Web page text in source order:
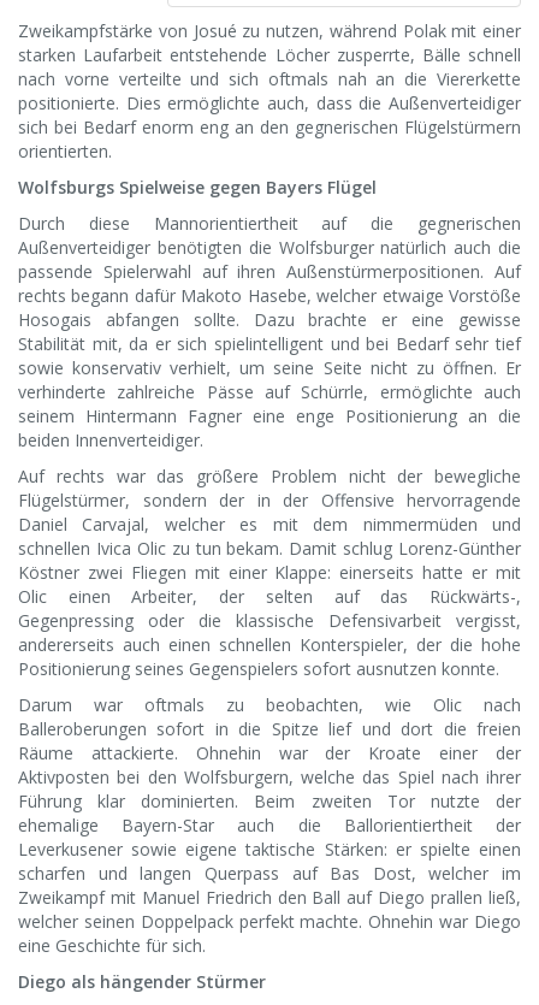
Zweikampfstärke von Josué zu nutzen, während Polak mit einer
starken Laufarbeit entstehende Löcher zusperrte, Bälle schnell
nach vorne verteilte und sich oftmals nah an die Viererkette
positionierte. Dies ermöglichte auch, dass die Außenverteidiger
sich bei Bedarf enorm eng an den gegnerischen Flügelstürmern
orientierten.
Wolfsburgs Spielweise gegen Bayers Flügel
Durch diese Mannorientiertheit auf die gegnerischen
Außenverteidiger benötigten die Wolfsburger natürlich auch die
passende Spielerwahl auf ihren Außenstürmerpositionen. Auf
rechts begann dafür Makoto Hasebe, welcher etwaige Vorstöße
Hosogais abfangen sollte. Dazu brachte er eine gewisse
Stabilität mit, da er sich spielintelligent und bei Bedarf sehr tief
sowie konservativ verhielt, um seine Seite nicht zu öffnen. Er
verhinderte zahlreiche Pässe auf Schürrle, ermöglichte auch
seinem Hintermann Fagner eine enge Positionierung an die
beiden Innenverteidiger.
Auf rechts war das größere Problem nicht der bewegliche
Flügelstürmer, sondern der in der Offensive hervorragende
Daniel Carvajal, welcher es mit dem nimmermüden und
schnellen Ivica Olic zu tun bekam. Damit schlug Lorenz-Günther
Köstner zwei Fliegen mit einer Klappe: einerseits hatte er mit
Olic einen Arbeiter, der selten auf das Rückwärts-,
Gegenpressing oder die klassische Defensivarbeit vergisst,
andererseits auch einen schnellen Konterspieler, der die hohe
Positionierung seines Gegenspielers sofort ausnutzen konnte.
Darum war oftmals zu beobachten, wie Olic nach
Balleroberungen sofort in die Spitze lief und dort die freien
Räume attackierte. Ohnehin war der Kroate einer der
Aktivposten bei den Wolfsburgern, welche das Spiel nach ihrer
Führung klar dominierten. Beim zweiten Tor nutzte der
ehemalige Bayern-Star auch die Ballorientiertheit der
Leverkusener sowie eigene taktische Stärken: er spielte einen
scharfen und langen Querpass auf Bas Dost, welcher im
Zweikampf mit Manuel Friedrich den Ball auf Diego prallen ließ,
welcher seinen Doppelpack perfekt machte. Ohnehin war Diego
eine Geschichte für sich.
Diego als hängender Stürmer